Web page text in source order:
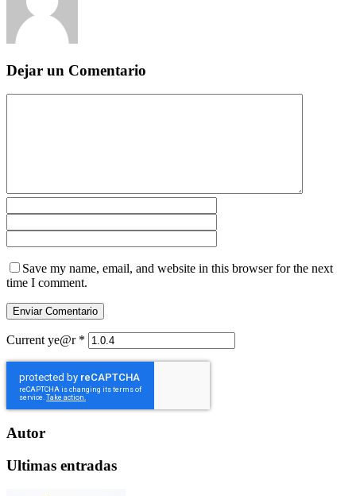
Dejar un Comentario
Save my name, email, and website in this browser for the next
time I comment.
Current ye@r *
Autor
Ultimas entradas